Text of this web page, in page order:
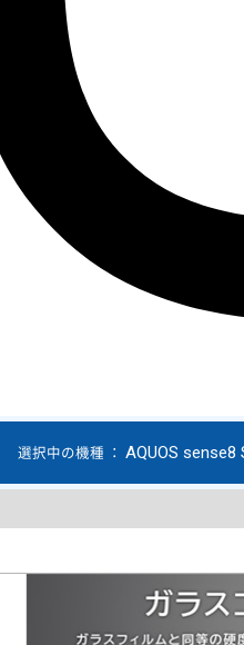
選択中の機種 ： AQUOS sense8